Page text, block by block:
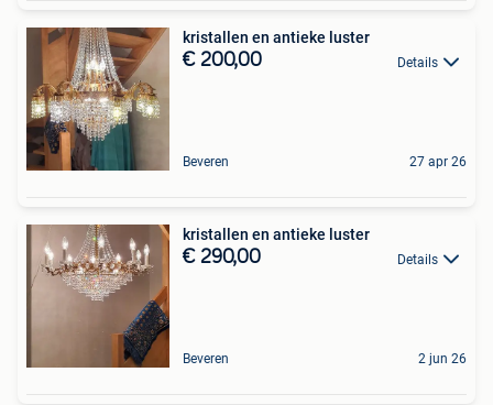
kristallen en antieke luster
€ 200,00 Details
Beveren 27 apr 26
kristallen en antieke luster
€ 290,00 Details
Beveren 2 jun 26